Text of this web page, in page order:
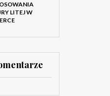
LITEJ W